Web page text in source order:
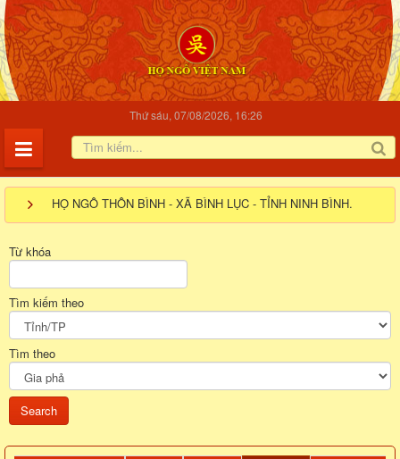
Thứ sáu, 07/08/2026, 16:26
HỌ NGÔ THÔN BÌNH - XÃ BÌNH LỤC - TỈNH NINH BÌNH.
Từ khóa
Tìm kiếm theo
Tìm theo